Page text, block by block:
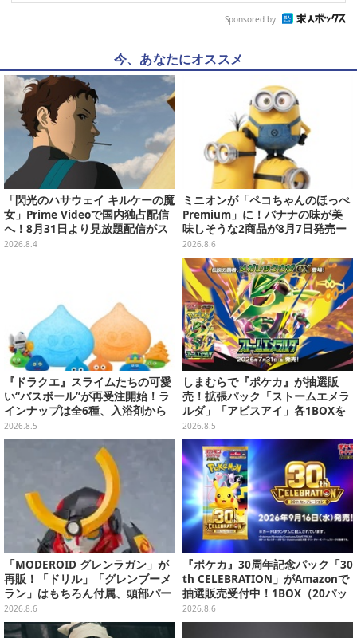
Sponsored by
今、あなたにオススメ
「閃光のハサウェイ キルケーの魔
女」Prime Videoで国内独占配信
へ！8月31日より見放題配信がス
タート
2026.8.4
ミニオンが「ペコちゃんのほっぺ
Premium」に！バナナの味が美
味しそうな2商品が8月7日発売ー
可愛いパッケージも必見
2026.8.6
『ドラクエ』スライムたちの可愛
い“バスボール”が再受注開始！ラ
インナップは全6種、入浴剤から
モンスターのフィギュアが出てく
る
2026.8.5
しまむらで『ポケカ』が抽選販
売！拡張パック「ストームエメラ
ルダ」「アビスアイ」各1BOXを
ラインナップ
2026.8.5
「MODEROID グレンラガン」が
再販！「ドリル」「グレンブーメ
ラン」はもちろん付属、頭部パー
ツを組み替えると「ラガン」も再
現可能
2026.8.6
『ポケカ』30周年記念パック「30
th CELEBRATION」がAmazonで
抽選販売受付中！1BOX（20パッ
ク入り）
2026.8.6